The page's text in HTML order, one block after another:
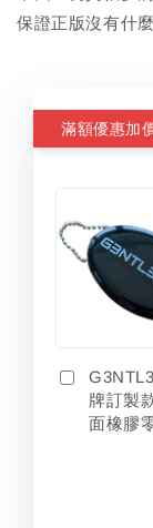
保證正版沒有什
滿額優惠加
牌訂製
面橡膠